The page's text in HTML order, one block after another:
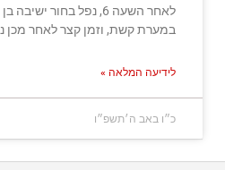
במערת קשת, וזמן קצר לאחר מכן
לידיעה המלאה »
כ״ו באב ה׳תשפ״ו